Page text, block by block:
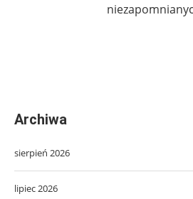
Archiwa
sierpień 2026
lipiec 2026